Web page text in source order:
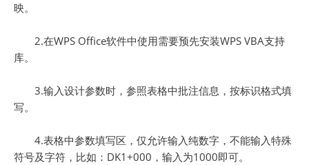
映。
2.在WPS Office软件中使用需要预先安装WPS VBA支持
库。
3.输入设计参数时，参照表格中批注信息，按标识格式填
写。
4.表格中参数填写区，仅允许输入纯数字，不能输入特殊
符号及字符，比如：DK1+000，输入为1000即可。